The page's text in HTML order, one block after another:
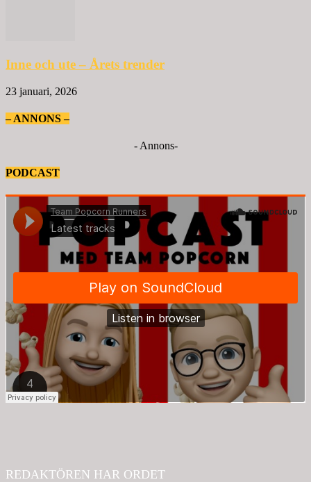
Inne och ute – Årets trender
23 januari, 2026
– ANNONS –
- Annons-
PODCAST
REDAKTÖREN HAR ORDET